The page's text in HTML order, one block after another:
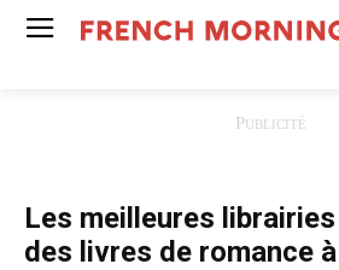
Les meilleures
des livres de romance